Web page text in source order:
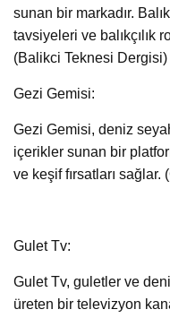
sunan bir markadır.
tavsiyeleri ve balıkçılık
(Balikci Teknesi Dergisi)
Gezi Gemisi:
Gezi Gemisi, deniz
içerikler sunan bir
ve keşif fırsatları
Gulet Tv:
Gulet Tv, guletler ve
üreten bir televizyon